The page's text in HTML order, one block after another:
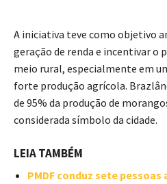
A iniciativa teve como objetivo
geração de renda e incentivar
meio rural, especialmente em
forte produção agrícola.
de 95% da produção de
considerada símbolo da cidade.
LEIA TAMBÉM
PMDF conduz sete